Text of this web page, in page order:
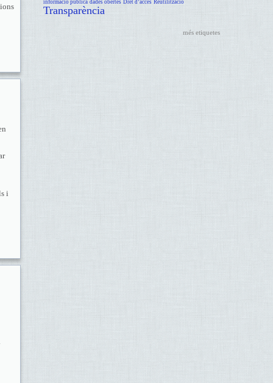
i
informació pública dades obertes Dret d’accés Reutilització
Transparència
més etiquetes